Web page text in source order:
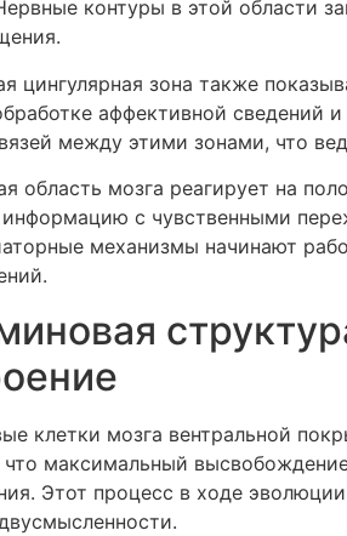
контуры в этой области
цингулярная зона также
аффективной сведений
между этими зонами, что
область мозга реагирует на
с чувственными
механизмы начинают
клетки мозга вентральной
что максимальный
Этот процесс в ходе